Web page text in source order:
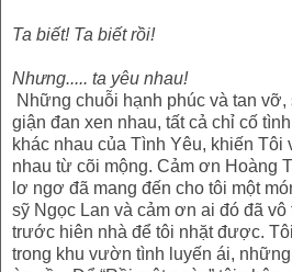
Ta biết! Ta biết rồi!
Nhưng..... ta yêu nhau!
Những chuỗi hạnh phúc và tan
giận đan xen nhau, tất cả chỉ cố
khác nhau của Tình Yêu, khiến
nhau từ cõi mộng. Cảm ơn Hoàng
lơ ngơ đã mang đến cho tôi một
sỹ Ngọc Lan và cảm ơn ai đó đã
trước hiên nhà để tôi nhặt được.
trong khu vườn tình luyến ái,